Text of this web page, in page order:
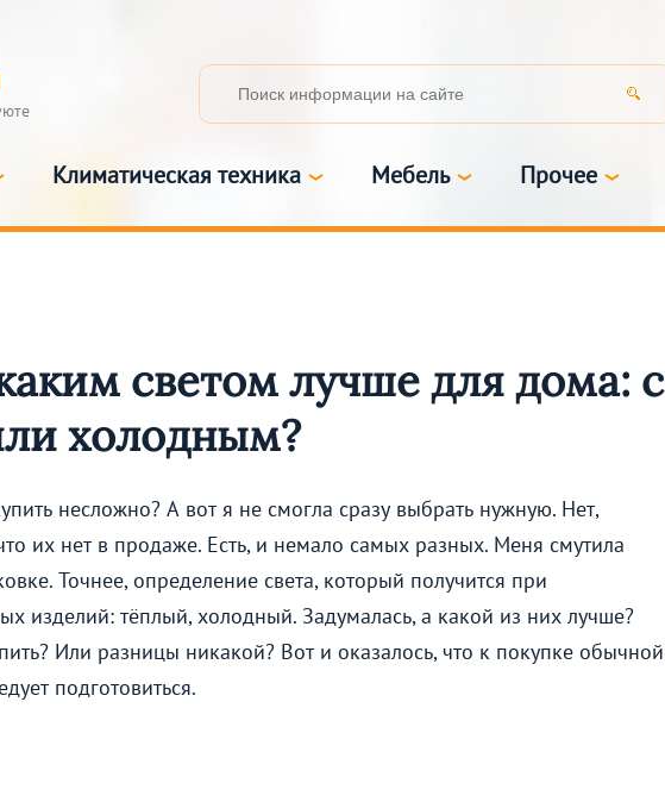
Климатическая техника Мебель Прочее
светом лучше для дома: с
холодным?
несложно? А вот я не смогла сразу выбрать нужную. Нет,
их нет в продаже. Есть, и немало самых разных. Меня смутила
Точнее, определение света, который получится при
изделий: тёплый, холодный. Задумалась, а какой из них лучше?
Или разницы никакой? Вот и оказалось, что к покупке обычной
подготовиться.